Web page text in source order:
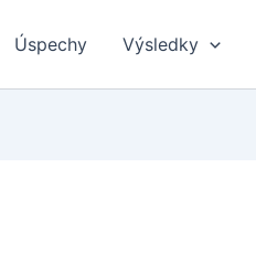
Úspechy Výsledky